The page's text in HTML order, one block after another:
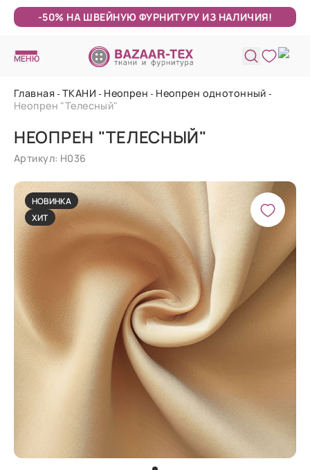
-50% НА ШВЕЙНУЮ ФУРНИТУРУ ИЗ НАЛИЧИЯ!
МЕНЮ
Главная ТКАНИ Неопрен
Неопрен однотонный
Неопрен "Телесный"
НЕОПРЕН "ТЕЛЕСНЫЙ"
Артикул: Н036
НОВИНКА
ХИТ